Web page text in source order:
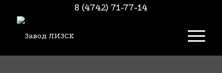
8 (4742) 71-77-14